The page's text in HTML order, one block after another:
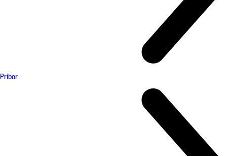
Pribor